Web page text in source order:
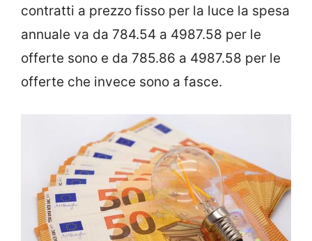
contratti a prezzo fisso per la luce la spesa
annuale va da 784.54 a 4987.58 per le
offerte sono e da 785.86 a 4987.58 per le
offerte che invece sono a fasce.